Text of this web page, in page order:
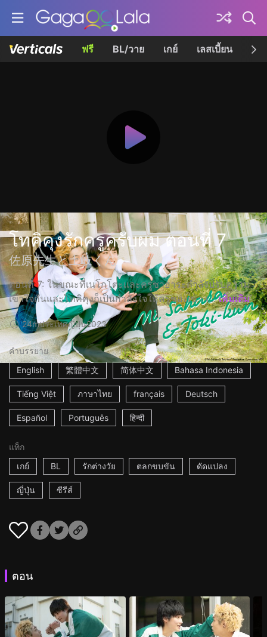
ฟรี BL/วาย เกย์ เลสเบี้ยน เค
โทคิคุงรักครูครับผม ตอนที่ 7
佐原先生と土岐くん
ตอนที่ 7: ในขณะที่เนโกโตะและครูซาฮาระกำลังปรับความ
เข้าใจกันและโทคิคุงก็เป็นกำลังใจให้ครูของเขา เ... เพิ่มเติม
24mประเทศญี่ปุ่น2023
คำบรรยาย
English
繁體中文 简体中文 Bahasa Indonesia
Tiếng Việt ภาษาไทย français Deutsch
Español Português हिन्दी
แท็ก
เกย์
BL รักต่างวัย ตลกขบขัน ดัดแปลง
ญี่ปุ่น ซีรีส์
ตอน